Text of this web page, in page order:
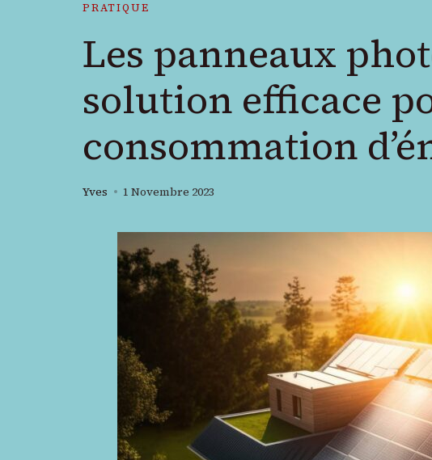
PRATIQUE
Les panneaux
solution efficace
consommation
Yves 1 Novembre 2023